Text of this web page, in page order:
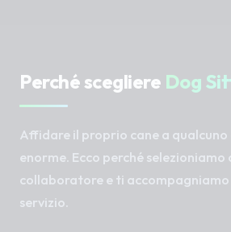
Perché scegliere Dog
Affidare il proprio cane a
enorme. Ecco perché selezioniamo
collaboratore e ti accompagniamo
servizio.